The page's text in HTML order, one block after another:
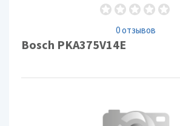
0 отзывов
Bosch PKA375V14E